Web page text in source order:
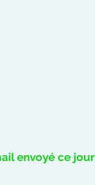
envoyé ce jour